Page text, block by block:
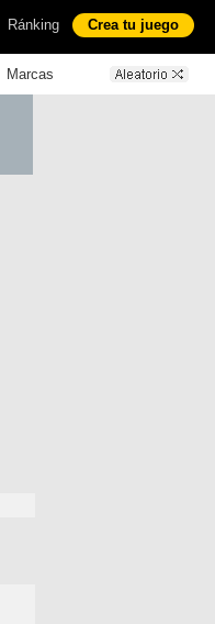
Ránking Crea tu juego
Marcas